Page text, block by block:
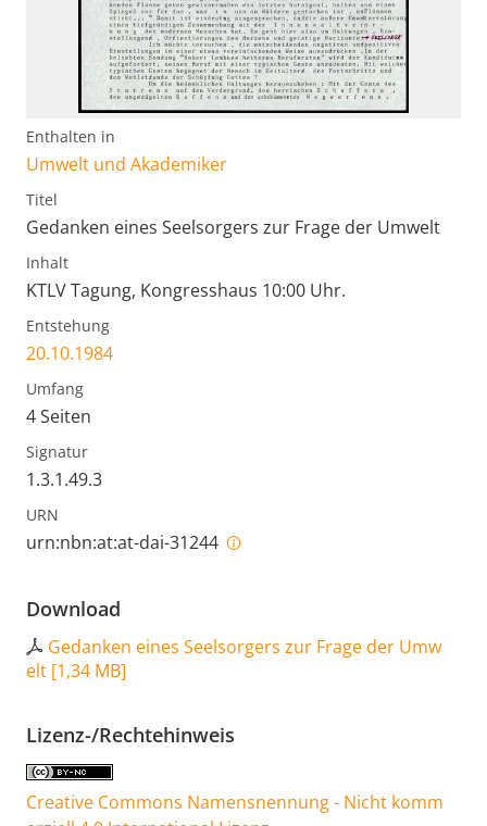
Enthalten in
Umwelt und Akademiker
Titel
Gedanken eines Seelsorgers zur Frage der Umwelt
Inhalt
KTLV Tagung, Kongresshaus 10:00 Uhr.
Entstehung
20.10.1984
Umfang
4 Seiten
Signatur
1.3.1.49.3
URN
urn:nbn:at:at-dai-31244
Download
Gedanken eines Seelsorgers zur Frage der Umw
elt [1,34 MB]
Lizenz-/Rechtehinweis
Creative Commons Namensnennung - Nicht komm